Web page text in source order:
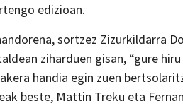
edizioan.
sortzez Zizurkildarra
ziharduen gisan, “gure
handia egin zuen
beste, Mattin Treku eta